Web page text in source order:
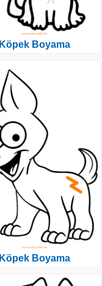
Köpek Boyama
Köpek Boyama